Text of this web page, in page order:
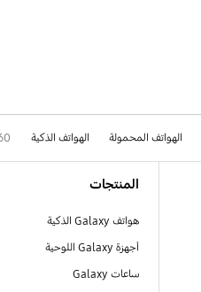
الهواتف المحمولة الهواتف الذكية
المنتجات
هواتف Galaxy الذكية
أجهزة Galaxy اللوحية
ساعات Galaxy